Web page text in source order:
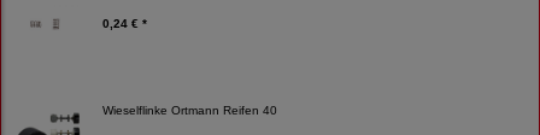
0,24 € *
Wieselflinke Ortmann Reifen 40